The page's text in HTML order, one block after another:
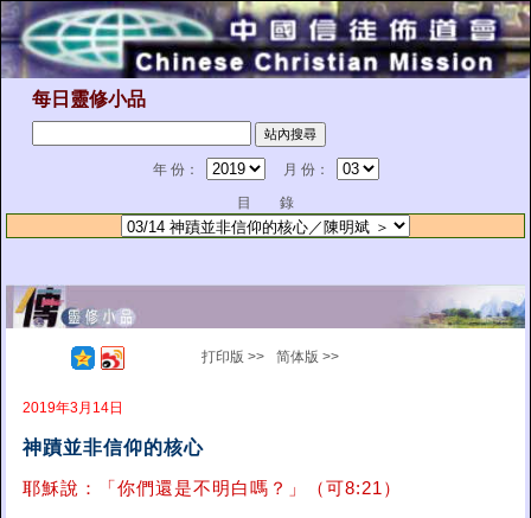
每日靈修小品
年 份：
月 份：
目 錄
打印版 >> 简体版 >>
2019年3月14日
神蹟並非信仰的核心
耶穌說：「你們還是不明白嗎？」（可8:21）